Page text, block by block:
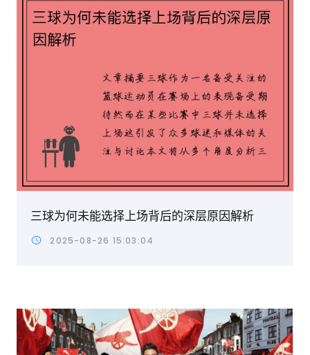
三球为何未能选择上场背后的深层原因解析
2025-08-26 15:03:04